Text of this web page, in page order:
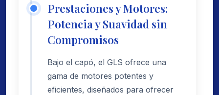
Prestaciones y Motores:
Potencia y Suavidad sin
Compromisos
Bajo el capó, el GLS ofrece una
gama de motores potentes y
eficientes, diseñados para ofrecer